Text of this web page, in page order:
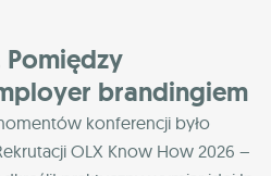
brandingiem
konferencji było
OLX Know How 2026 –